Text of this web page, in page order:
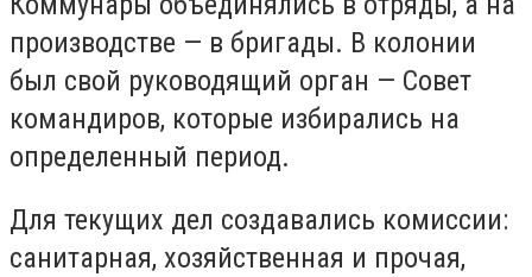
производстве — в бригады. В колонии
был свой руководящий орган — Совет
командиров, которые избирались на
определенный период.
Для текущих дел создавались комиссии:
санитарная, хозяйственная и прочая,